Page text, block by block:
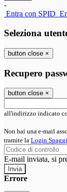
-
Entra con SPID
Seleziona
button close ×
Recupero
button close ×
all'indirizzo indicato
Non hai una e-mail
tramite la Login
E-mail inviata, si
Errore